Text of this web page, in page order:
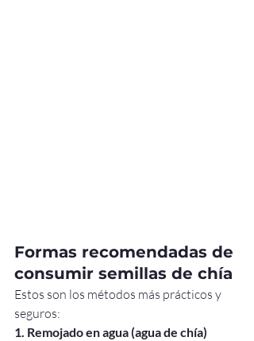
Formas recomendadas de
consumir semillas de chía
Estos son los métodos más prácticos y
seguros:
1. Remojado en agua (agua de chía)